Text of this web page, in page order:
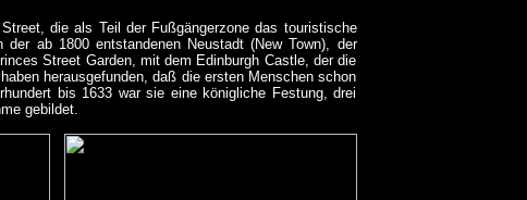
die als Teil der Fußgängerzone das touristische
der ab 1800 entstandenen Neustadt (New Town), der
Street Garden, mit dem Edinburgh Castle, der die
herausgefunden, daß die ersten Menschen schon
bis 1633 war sie eine königliche Festung, drei
gebildet.